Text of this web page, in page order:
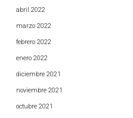
abril 2022
marzo 2022
febrero 2022
enero 2022
diciembre 2021
noviembre 2021
octubre 2021